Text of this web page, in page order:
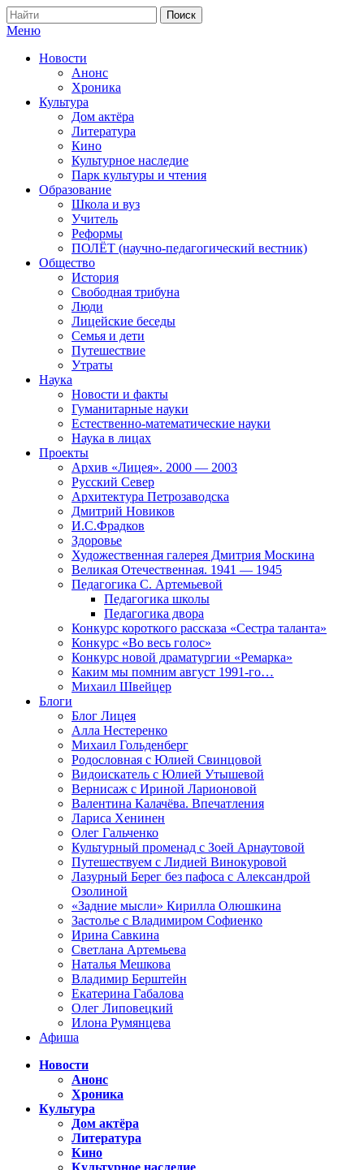
Меню
Новости
Анонс
Хроника
Культура
Дом актёра
Литература
Кино
Культурное наследие
Парк культуры и чтения
Образование
Школа и вуз
Учитель
Реформы
ПОЛЁТ (научно-педагогический вестник)
Общество
История
Свободная трибуна
Люди
Лицейские беседы
Семья и дети
Путешествие
Утраты
Наука
Новости и факты
Гуманитарные науки
Естественно-математические науки
Наука в лицах
Проекты
Архив «Лицея». 2000 — 2003
Русский Север
Архитектура Петрозаводска
Дмитрий Новиков
И.С.Фрадков
Здоровье
Художественная галерея Дмитрия Москина
Великая Отечественная. 1941 — 1945
Педагогика С. Артемьевой
Педагогика школы
Педагогика двора
Конкурс короткого рассказа «Сестра таланта»
Конкурс «Во весь голос»
Конкурс новой драматургии «Ремарка»
Каким мы помним август 1991-го…
Михаил Швейцер
Блоги
Блог Лицея
Алла Нестеренко
Михаил Гольденберг
Родословная с Юлией Свинцовой
Видоискатель с Юлией Утышевой
Вернисаж с Ириной Ларионовой
Валентина Калачёва. Впечатления
Лариса Хенинен
Олег Гальченко
Культурный променад с Зоей Арнаутовой
Путешествуем с Лидией Винокуровой
Лазурный Берег без пафоса с Александрой
Озолиной
«Задние мысли» Кирилла Олюшкина
Застолье с Владимиром Софиенко
Ирина Савкина
Светлана Артемьева
Наталья Мешкова
Владимир Берштейн
Екатерина Габалова
Олег Липовецкий
Илона Румянцева
Афиша
Новости
Анонс
Хроника
Культура
Дом актёра
Литература
Кино